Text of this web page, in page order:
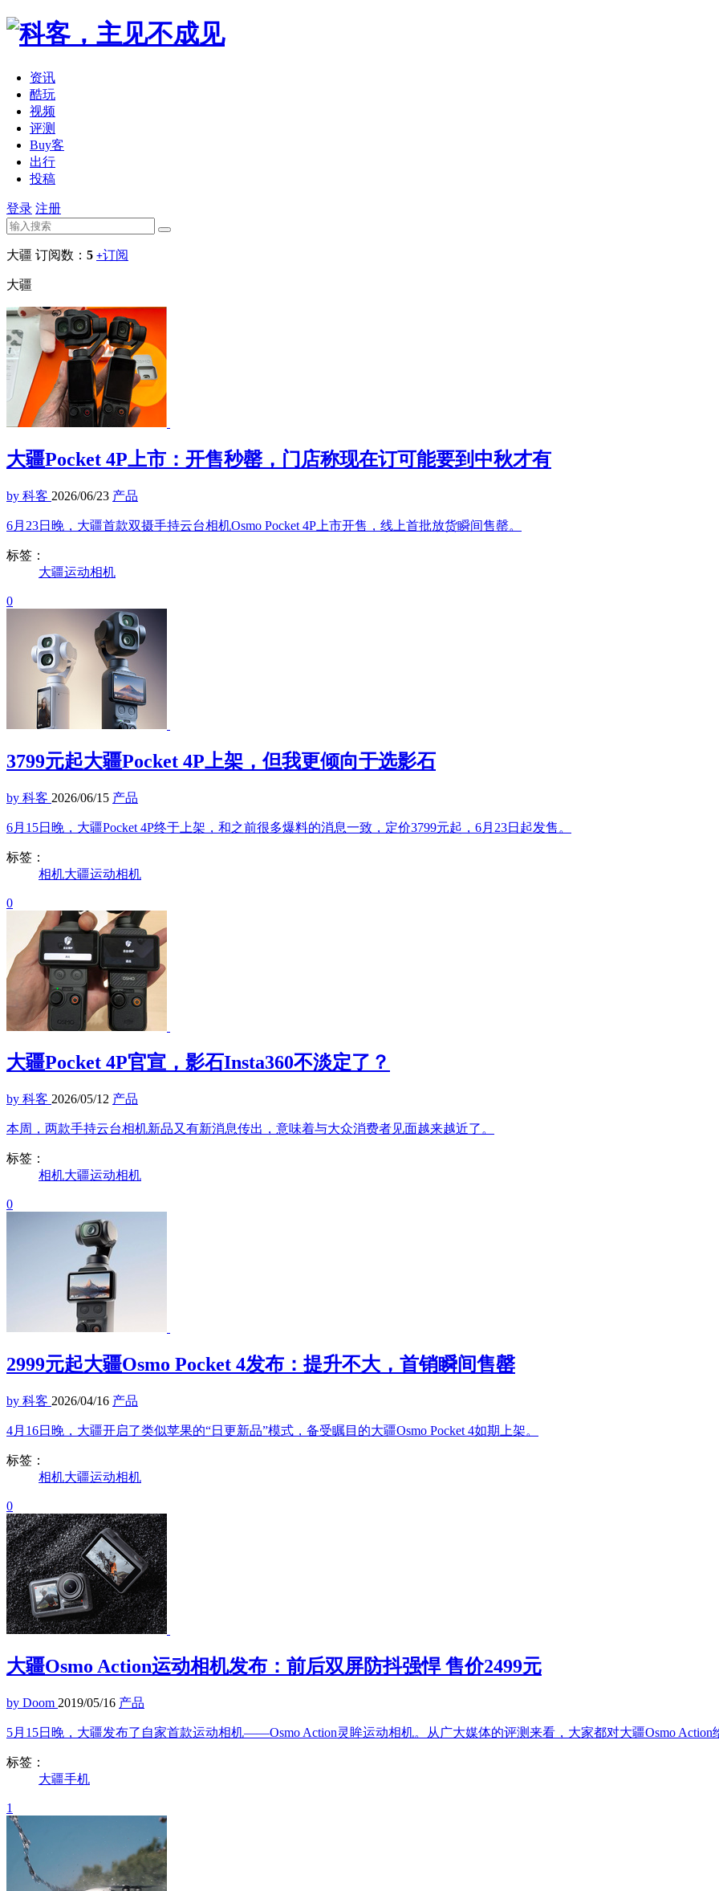
资讯
酷玩
视频
评测
Buy客
出行
投稿
登录 注册
大疆 订阅数： 5 +订阅
大疆
大疆Pocket 4P上市：开售秒罄，门店称现在订可能要到中秋才有
by 科客 2026/06/23 产品
6月23日晚，大疆首款双摄手持云台相机Osmo Pocket 4P上市开售，线上首批放货瞬间售罄。
标签：
大疆运动相机
0
3799元起大疆Pocket 4P上架，但我更倾向于选影石
by 科客 2026/06/15 产品
6月15日晚，大疆Pocket 4P终于上架，和之前很多爆料的消息一致，定价3799元起，6月23日起发售。
标签：
相机大疆运动相机
0
大疆Pocket 4P官宣，影石Insta360不淡定了？
by 科客 2026/05/12 产品
本周，两款手持云台相机新品又有新消息传出，意味着与大众消费者见面越来越近了。
标签：
相机大疆运动相机
0
2999元起大疆Osmo Pocket 4发布：提升不大，首销瞬间售罄
by 科客 2026/04/16 产品
4月16日晚，大疆开启了类似苹果的“日更新品”模式，备受瞩目的大疆Osmo Pocket 4如期上架。
标签：
相机大疆运动相机
0
大疆Osmo Action运动相机发布：前后双屏防抖强悍 售价2499元
by Doom 2019/05/16 产品
5月15日晚，大疆发布了自家首款运动相机——Osmo Action灵眸运动相机。从广大媒体的评测来看，大家都对大疆Osmo Action
标签：
大疆手机
1